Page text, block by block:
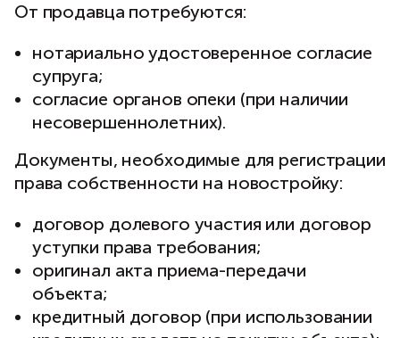
От продавца потребуются:
нотариально удостоверенное согласие
супруга;
согласие органов опеки (при наличии
несовершеннолетних).
Документы, необходимые для регистрации
права собственности на новостройку:
договор долевого участия или договор
уступки права требования;
оригинал акта приема-передачи
объекта;
кредитный договор (при использовании